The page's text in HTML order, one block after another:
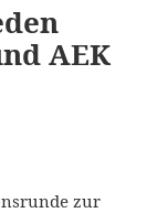
AEK
zur